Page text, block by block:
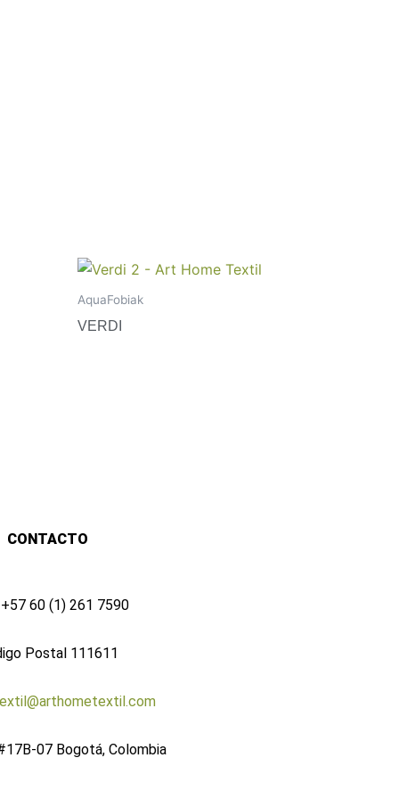
AquaFobiak
VERDI
CONTACTO
60 (1) 261 7590
Postal 111611
07 Bogotá, Colombia